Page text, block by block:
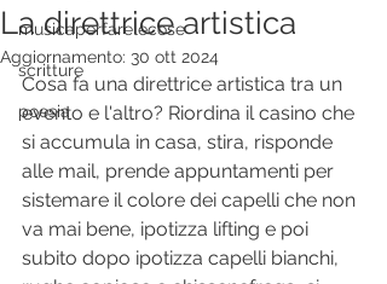
musicaperfarelecose
scritture
poesia
La direttrice artistica
Aggiornamento: 30 ott 2024
Cosa fa una direttrice artistica tra un
evento e l'altro? Riordina il casino che
si accumula in casa, stira, risponde
alle mail, prende appuntamenti per
sistemare il colore dei capelli che non
va mai bene, ipotizza lifting e poi
subito dopo ipotizza capelli bianchi,